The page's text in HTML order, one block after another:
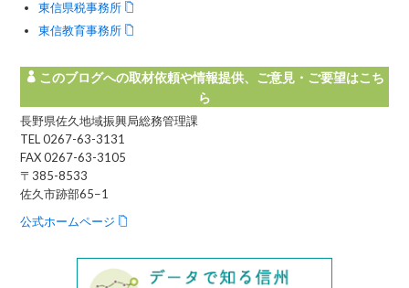
東信県税事務所
東信教育事務所
このブログへの取材依頼や情報提供、ご意見・ご要望はこち
ら
長野県佐久地域振興局総務管理課
TEL 0267-63-3131
FAX 0267-63-3105
〒385-8533
佐久市跡部65−1
公式ホームページ